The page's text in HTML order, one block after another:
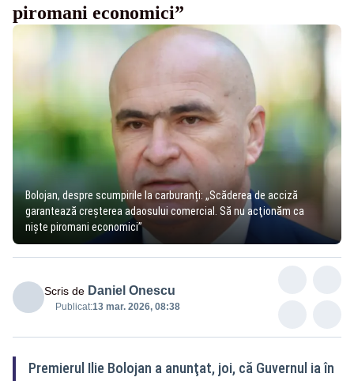
piromani economici”
Bolojan, despre scumpirile la carburanți: „Scăderea de acciză
garantează creşterea adaosului comercial. Să nu acţionăm ca
nişte piromani economici”
Scris de Daniel Onescu
Publicat:13 mar. 2026, 08:38
Premierul Ilie Bolojan a anunţat, joi, că Guvernul ia în